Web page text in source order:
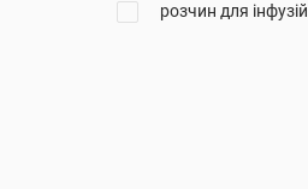
розчин для інфузій